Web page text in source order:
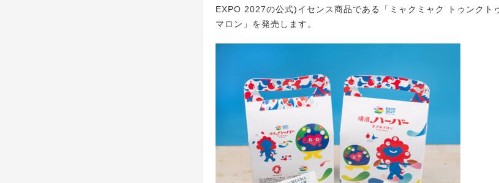
EXPO 2027の公式)イセンス商品である「ミャクミャク トゥンクト
マロン」を発売します。